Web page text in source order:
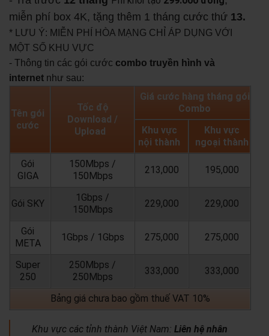
miễn phí box 4K, tặng thêm 1 tháng cước thứ 13.
* LƯU Ý: MIỄN PHÍ HÒA MẠNG CHỈ ÁP DỤNG VỚI
MỘT SỐ KHU VỰC
- Thông tin các gói cước combo truyền hình và
internet như sau:
Tên gói
cước
Tốc độ
Download /
Upload
Giá cước hàng tháng gói
Combo
Khu vực
nội thành
Khu vực
ngoại thành
Gói
GIGA
150Mbps /
150Mbps
213,000 195,000
Gói SKY
1Gbps /
150Mbps
229,000 229,000
Gói
META
1Gbps / 1Gbps 275,000 275,000
Super
250
250Mbps /
250Mbps
333,000 333,000
Bảng giá chưa bao gồm thuế VAT 10%
Khu vực các tỉnh thành Việt Nam: Liên hệ nhân